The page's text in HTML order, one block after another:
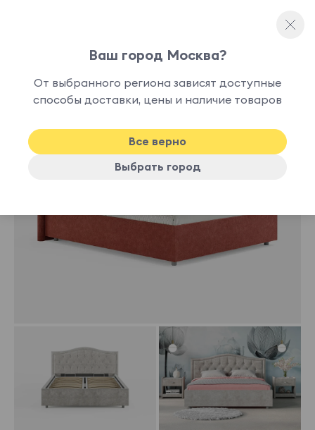
наличии
Ваш город Москва?
От выбранного региона зависят доступные
способы доставки, цены и наличие товаров
Все верно
Выбрать город